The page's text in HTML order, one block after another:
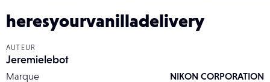
heresyourvanilladelivery
AUTEUR
Jeremielebot
Marque
NIKON CORPORATION